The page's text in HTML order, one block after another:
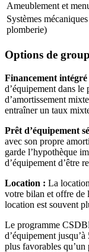
Ameublement et
Systèmes
plomberie)
Options de
Financement intégré
d’équipement dans
d’amortissement
entraîner un taux
Prêt d’équipement
avec son propre
garde l’hypothèque
d’équipement d’être
Location : La
votre bilan et offre de
location est souvent
Le programme
d’équipement
plus favorables qu’un